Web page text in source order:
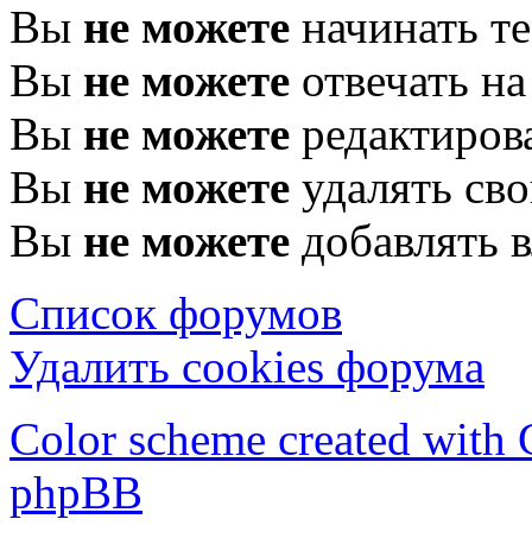
Вы не можете начинать
Вы не можете отвечать
Вы не можете
Вы не можете удалять
Вы не можете добавлять
Список форумов
Удалить cookies форума
Color scheme created with
phpBB